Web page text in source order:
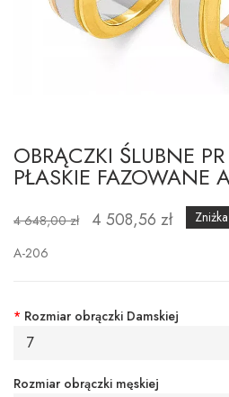
OBRĄCZKI ŚLUBNE
PŁASKIE FAZOWANE
4 648,00 zł 4 508,56 zł
A-206
* Rozmiar obrączki Damskiej
7
Rozmiar obrączki męskiej